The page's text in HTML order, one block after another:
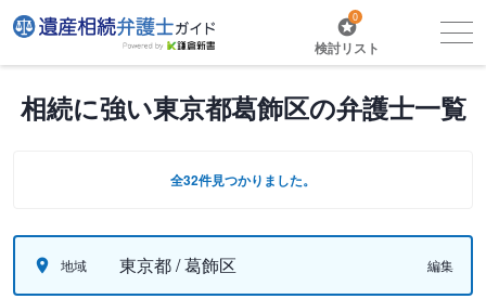
0
検討リスト
相続に強い東京都葛飾区の弁護士一覧
全32件見つかりました。
地域 東京都 / 葛飾区 編集